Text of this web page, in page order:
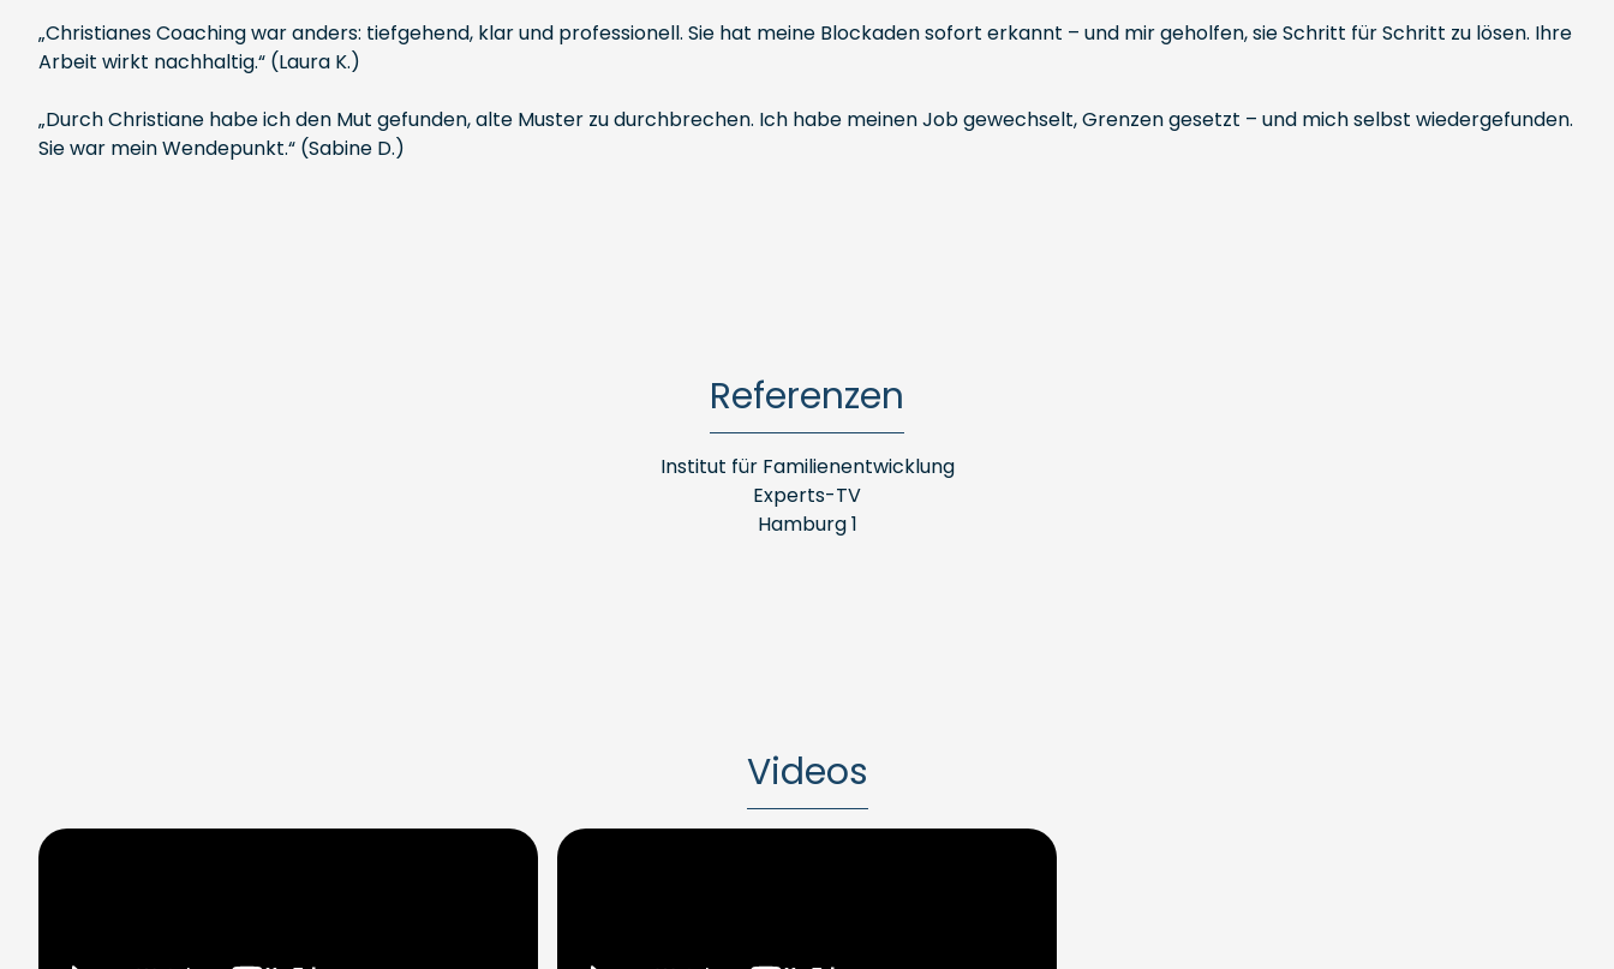
„Christianes Coaching war anders: tiefgehend, klar und professionell. Sie hat meine Blockaden sofort erkannt – und mir geholfen, sie Schritt für Schritt zu lösen. Ihre
Arbeit wirkt nachhaltig.“ (Laura K.)
„Durch Christiane habe ich den Mut gefunden, alte Muster zu durchbrechen. Ich habe meinen Job gewechselt, Grenzen gesetzt – und mich selbst wiedergefunden.
Sie war mein Wendepunkt.“ (Sabine D.)
Referenzen
Institut für Familienentwicklung
Experts-TV
Hamburg 1
Videos